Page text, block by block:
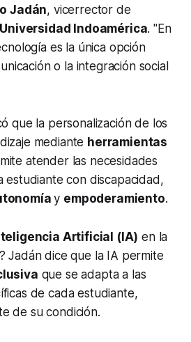
Jadán, vicerrector de
Universidad Indoamérica. "En
es la única opción
o la integración social
que la personalización de los
mediante herramientas
atender las necesidades
estudiante con discapacidad,
y empoderamiento.
Artificial (IA) en la
Jadán dice que la IA permite
que se adapta a las
de cada estudiante,
de su condición.